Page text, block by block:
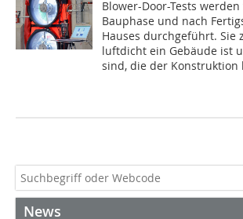
Blower-Door-Tests
Bauphase und nach
Hauses durchgeführt. Sie
luftdicht ein Gebäude ist
sind, die der Konstruktion
News